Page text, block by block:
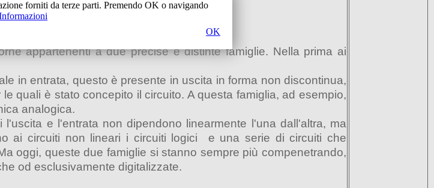
appartenenti a due precise e distinte famiglie. Nella prima ai
in entrata, questo è presente in uscita in forma non discontinua,
quali è stato concepito il circuito. A questa famiglia, ad esempio,
analogica.
e l'entrata non dipendono linearmente l'una dall'altra, ma
ai circuiti non lineari i circuiti logici e una serie di circuiti che
oggi, queste due famiglie si stanno sempre più compenetrando,
od esclusivamente digitalizzate.
forniti da terze parti. Premendo OK o navigando
OK